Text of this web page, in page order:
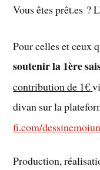
Vous êtes prêt.es ?
Pour celles et ceux
soutenir la 1ère
contribution de 1€
divan sur la
fi.com/
Production,